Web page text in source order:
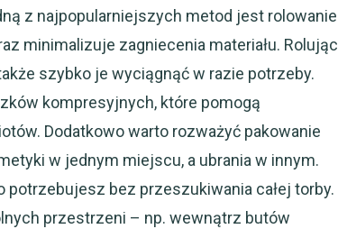
z najpopularniejszych metod jest rolowanie
minimalizuje zagniecenia materiału. Rolując
szybko je wyciągnąć w razie potrzeby.
kompresyjnych, które pomogą
Dodatkowo warto rozważyć pakowanie
w jednym miejscu, a ubrania w innym.
potrzebujesz bez przeszukiwania całej torby.
przestrzeni – np. wewnątrz butów